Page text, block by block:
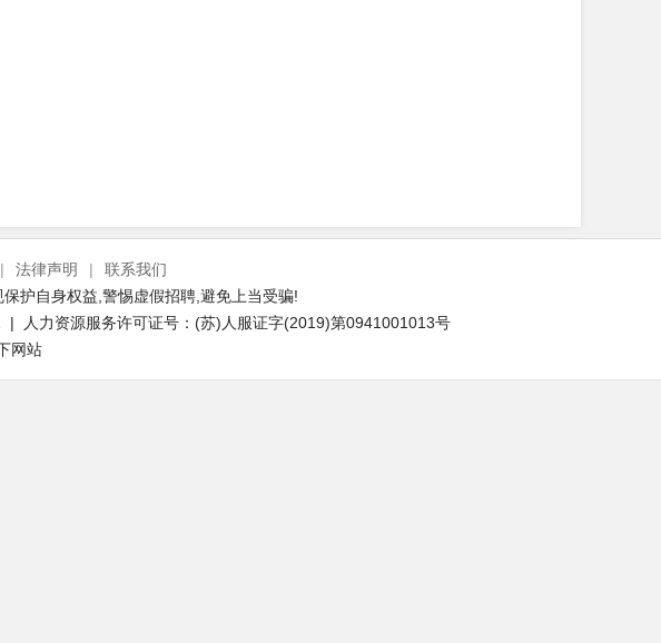
| 法律声明 |
联系我们
护自身权益,警惕虚假招聘,避免上当受骗!
人力资源服务许可证号：(苏)人服证字(2019)第0941001013号
网站